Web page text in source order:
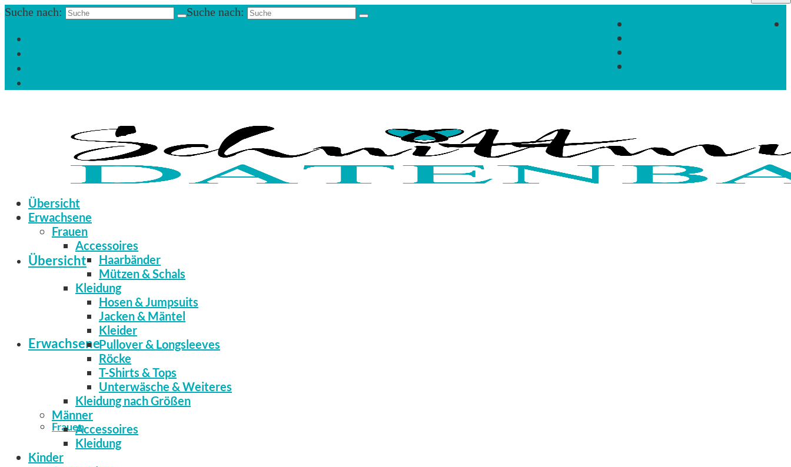
Suche nach: Suche nach:
Übersicht
Erwachsene
Frauen
Übersicht
Erwachsene
Frauen
Accessoires
Haarbänder
Mützen & Schals
Kleidung
Hosen & Jumpsuits
Jacken & Mäntel
Kleider
Pullover & Longsleeves
Röcke
T-Shirts & Tops
Unterwäsche & Weiteres
Kleidung nach Größen
Männer
Accessoires
Kleidung
Kinder